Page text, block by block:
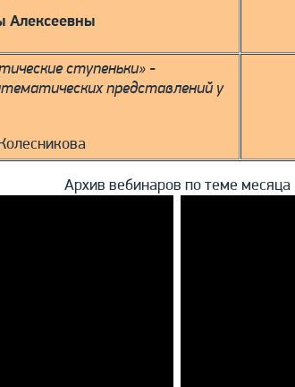
Алексеевны
ступеньки» -
представлений у
Архив вебинаров по теме месяца